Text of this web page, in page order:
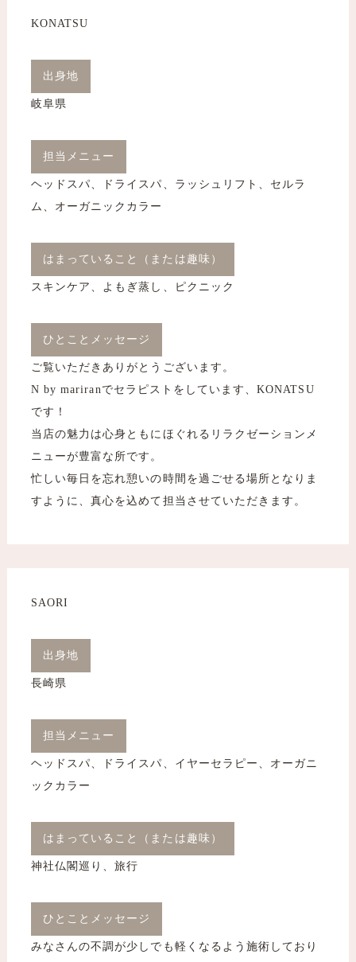
KONATSU
出身地
岐阜県
担当メニュー
ヘッドスパ、ドライスパ、ラッシュリフト、セルラ
ム、オーガニックカラー
はまっていること（または趣味）
スキンケア、よもぎ蒸し、ピクニック
ひとことメッセージ
ご覧いただきありがとうございます。
N by mariranでセラピストをしています、KONATSU
です！
当店の魅力は心身ともにほぐれるリラクゼーションメ
ニューが豊富な所です。
忙しい毎日を忘れ憩いの時間を過ごせる場所となりま
すように、真心を込めて担当させていただきます。
SAORI
出身地
長崎県
担当メニュー
ヘッドスパ、ドライスパ、イヤーセラピー、オーガニ
ックカラー
はまっていること（または趣味）
神社仏閣巡り、旅行
ひとことメッセージ
みなさんの不調が少しでも軽くなるよう施術しており